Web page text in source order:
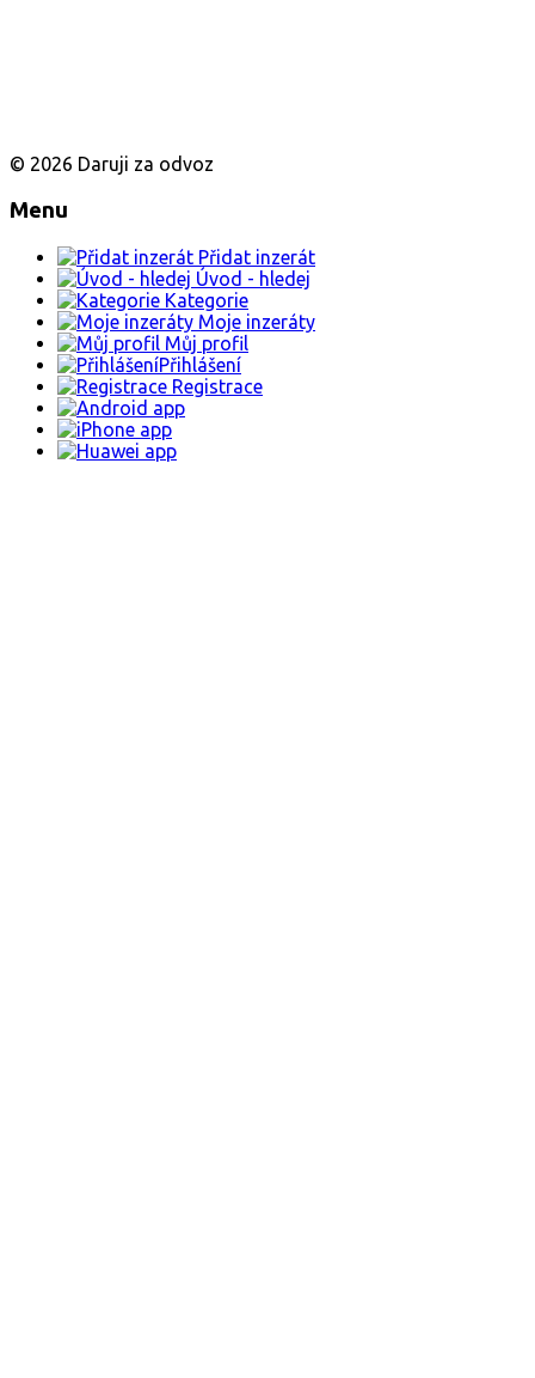
© 2026 Daruji za odvoz
Menu
Přidat inzerát
Úvod - hledej
Kategorie
Moje inzeráty
Můj profil
Přihlášení
Registrace